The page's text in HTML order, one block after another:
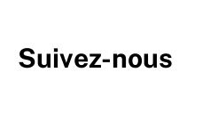
Suivez-nous